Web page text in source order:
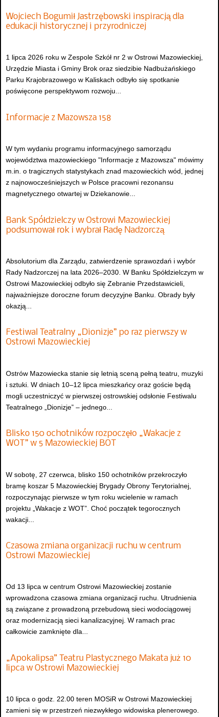
Wojciech Bogumił Jastrzębowski inspiracją dla
edukacji historycznej i przyrodniczej
1 lipca 2026 roku w Zespole Szkół nr 2 w Ostrowi Mazowieckiej,
Urzędzie Miasta i Gminy Brok oraz siedzibie Nadbużańskiego
Parku Krajobrazowego w Kaliskach odbyło się spotkanie
poświęcone perspektywom rozwoju...
Informacje z Mazowsza 158
W tym wydaniu programu informacyjnego samorządu
województwa mazowieckiego "Informacje z Mazowsza" mówimy
m.in. o tragicznych statystykach znad mazowieckich wód, jednej
z najnowocześniejszych w Polsce pracowni rezonansu
magnetycznego otwartej w Dziekanowie...
Bank Spółdzielczy w Ostrowi Mazowieckiej
podsumował rok i wybrał Radę Nadzorczą
Absolutorium dla Zarządu, zatwierdzenie sprawozdań i wybór
Rady Nadzorczej na lata 2026–2030. W Banku Spółdzielczym w
Ostrowi Mazowieckiej odbyło się Zebranie Przedstawicieli,
najważniejsze doroczne forum decyzyjne Banku. Obrady były
okazją...
Festiwal Teatralny „Dionizje” po raz pierwszy w
Ostrowi Mazowieckiej
Ostrów Mazowiecka stanie się letnią sceną pełną teatru, muzyki
i sztuki. W dniach 10–12 lipca mieszkańcy oraz goście będą
mogli uczestniczyć w pierwszej ostrowskiej odsłonie Festiwalu
Teatralnego „Dionizje” – jednego...
Blisko 150 ochotników rozpoczęło „Wakacje z
WOT” w 5 Mazowieckiej BOT
W sobotę, 27 czerwca, blisko 150 ochotników przekroczyło
bramę koszar 5 Mazowieckiej Brygady Obrony Terytorialnej,
rozpoczynając pierwsze w tym roku wcielenie w ramach
projektu „Wakacje z WOT”. Choć początek tegorocznych
wakacji...
Czasowa zmiana organizacji ruchu w centrum
Ostrowi Mazowieckiej
Od 13 lipca w centrum Ostrowi Mazowieckiej zostanie
wprowadzona czasowa zmiana organizacji ruchu. Utrudnienia
są związane z prowadzoną przebudową sieci wodociągowej
oraz modernizacją sieci kanalizacyjnej. W ramach prac
całkowicie zamknięte dla...
„Apokalipsa” Teatru Plastycznego Makata już 10
lipca w Ostrowi Mazowieckiej
10 lipca o godz. 22.00 teren MOSiR w Ostrowi Mazowieckiej
zamieni się w przestrzeń niezwykłego widowiska plenerowego.